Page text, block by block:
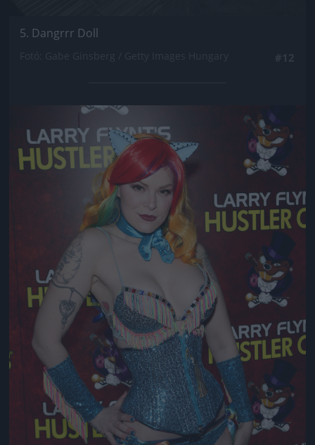
5. Dangrrr Doll
Jön még kép!